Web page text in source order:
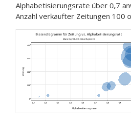
Alphabetisierungsrate über 0,7
Anzahl verkaufter Zeitungen 100